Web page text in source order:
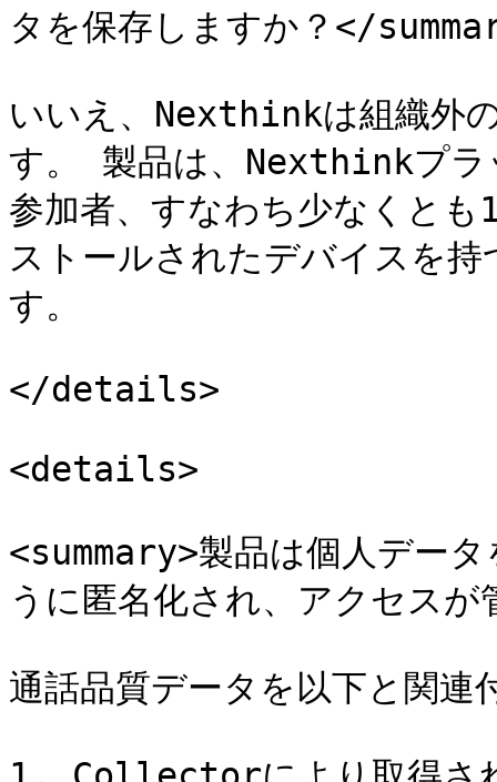
タを保存しますか？</
いいえ、Nexthinkは組織外
す。 製品は、Nexthinkプラ
参加者、すなわち少なく
ストールされたデバイスを
す。
</details>
<details>
<summary>製品は個人デー
うに匿名化され、アクセス
通話品質データを以下と関連